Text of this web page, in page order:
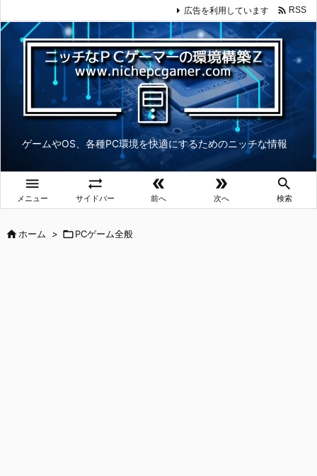
ゲームやOS、各種PC環境を快適にするためのニッチな情報

メニュー

サイドバー

前へ

次へ

検索
広告を利用しています  RSS
ホーム > PCゲーム全般